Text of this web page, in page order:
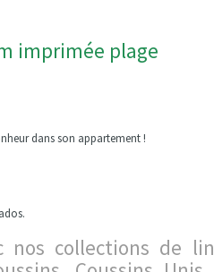
imprimée plage
dans son appartement !
collections de